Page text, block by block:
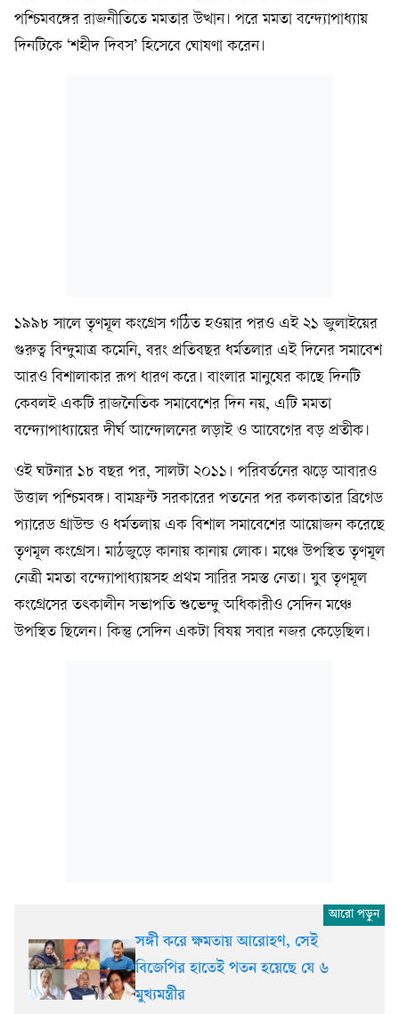
পশ্চিমবঙ্গের রাজনীতিতে মমতার উত্থান। পরে মমতা বন্দ্যোপাধ্যায়
দিনটিকে ‘শহীদ দিবস’ হিসেবে ঘোষণা করেন।
১৯৯৮ সালে তৃণমূল কংগ্রেস গঠিত হওয়ার পরও এই ২১ জুলাইয়ের
গুরুত্ব বিন্দুমাত্র কমেনি, বরং প্রতিবছর ধর্মতলার এই দিনের সমাবেশ
আরও বিশালাকার রূপ ধারণ করে। বাংলার মানুষের কাছে দিনটি
কেবলই একটি রাজনৈতিক সমাবেশের দিন নয়, এটি মমতা
বন্দ্যোপাধ্যায়ের দীর্ঘ আন্দোলনের লড়াই ও আবেগের বড় প্রতীক।
ওই ঘটনার ১৮ বছর পর, সালটা ২০১১। পরিবর্তনের ঝড়ে আবারও
উত্তাল পশ্চিমবঙ্গ। বামফ্রন্ট সরকারের পতনের পর কলকাতার ব্রিগেড
প্যারেড গ্রাউন্ড ও ধর্মতলায় এক বিশাল সমাবেশের আয়োজন করেছে
তৃণমূল কংগ্রেস। মাঠজুড়ে কানায় কানায় লোক। মঞ্চে উপস্থিত তৃণমূল
নেত্রী মমতা বন্দ্যোপাধ্যায়সহ প্রথম সারির সমস্ত নেতা। যুব তৃণমূল
কংগ্রেসের তৎকালীন সভাপতি শুভেন্দু অধিকারীও সেদিন মঞ্চে
উপস্থিত ছিলেন। কিন্তু সেদিন একটা বিষয় সবার নজর কেড়েছিল।
সঙ্গী করে ক্ষমতায় আরোহণ, সেই
বিজেপির হাতেই পতন হয়েছে যে ৬
মুখ্যমন্ত্রীর